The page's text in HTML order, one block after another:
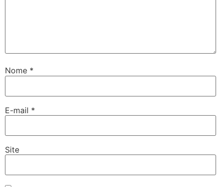
Nome *
E-mail *
Site